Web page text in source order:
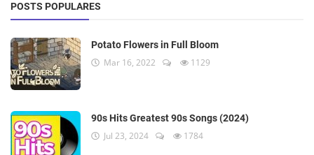
POSTS POPULARES
Potato Flowers in Full Bloom
Mar 16, 2022 1129
90s Hits Greatest 90s Songs (2024)
Jul 23, 2024 1784